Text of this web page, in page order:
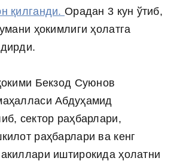
қилганди.Орадан 3 кун ўтиб,
ҳокимлиги ҳолатга
Бекзод Суюнов
Абдуҳамид
сектор раҳбарлари,
раҳбарлари ва кенг
иштирокида ҳолатни